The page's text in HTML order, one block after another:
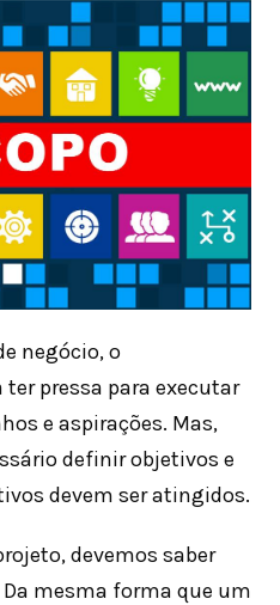
negócio, o
pressa para executar
e aspirações. Mas,
definir objetivos e
devem ser atingidos.
devemos saber
mesma forma que um